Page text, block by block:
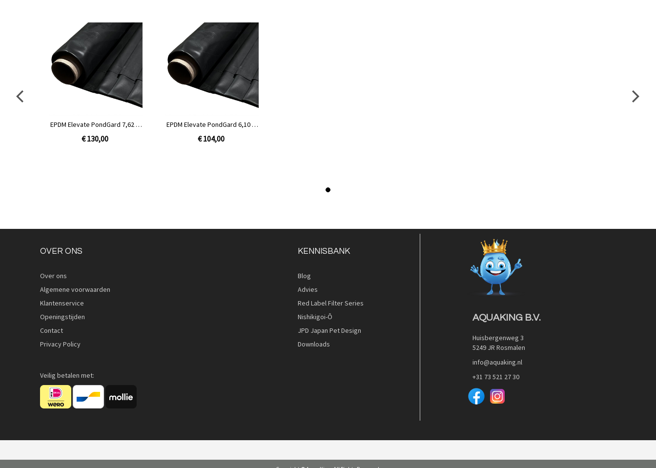
EPDM Elevate PondGard 7,62 m
€ 130,00
EPDM Elevate PondGard 6,10 m
€ 104,00
OVER ONS
Over ons
Algemene voorwaarden
Klantenservice
Openingstijden
Contact
Privacy Policy
Veilig betalen met:
KENNISBANK
Blog
Advies
Red Label Filter Series
Nishikigoi-Ô
JPD Japan Pet Design
Downloads
AQUAKING B.V.
Huisbergenweg 3
5249 JR Rosmalen
info@aquaking.nl
+31 73 521 27 30